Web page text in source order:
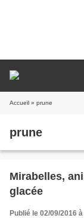
Accueil » prune
prune
Mirabelles,
glacée
Publié le 02/09/2016